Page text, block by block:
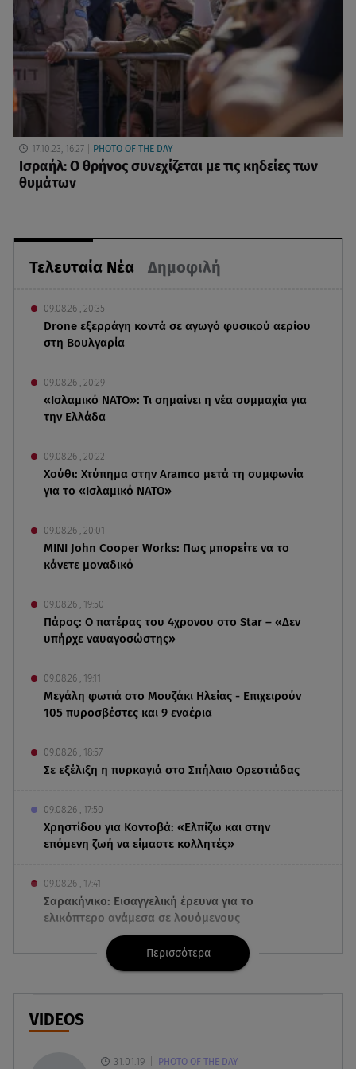
Τελευταία Νέα Δημοφιλή
09.08.26 , 20:35
Drone εξερράγη κοντά σε αγωγό φυσικού αερίου
στη Βουλγαρία
09.08.26 , 20:29
«Ισλαμικό ΝΑΤΟ»: Τι σημαίνει η νέα συμμαχία για
την Ελλάδα
09.08.26 , 20:22
Χούθι: Χτύπημα στην Aramco μετά τη συμφωνία
για το «Ισλαμικό ΝΑΤΟ»
09.08.26 , 20:01
MINI John Cooper Works: Πως μπορείτε να το
κάνετε μοναδικό
09.08.26 , 19:50
Πάρος: Ο πατέρας του 4χρονου στο Star – «Δεν
υπήρχε ναυαγοσώστης»
09.08.26 , 19:11
Μεγάλη φωτιά στο Μουζάκι Ηλείας - Επιχειρούν
105 πυροσβέστες και 9 εναέρια
09.08.26 , 18:57
Σε εξέλιξη η πυρκαγιά στο Σπήλαιο Ορεστιάδας
09.08.26 , 17:50
Χρηστίδου για Κοντοβά: «Ελπίζω και στην
επόμενη ζωή να είμαστε κολλητές»
09.08.26 , 17:41
Σαρακήνικο: Εισαγγελική έρευνα για το
ελικόπτερο ανάμεσα σε λουόμενους
09.08.26 , 17:27
Βελτιωμένη η εικόνα της φωτιάς στο Κορωπί -
Προληπτικά εκδόθηκε 112
09.08.26 , 17:19
καλύτερη παρέα!
Περισσότερα
VIDEOS
31.01.19 PHOTO OF THE DAY
17.10.23, 16:27 PHOTO OF THE DAY
Ισραήλ: Ο θρήνος συνεχίζεται με τις κηδείες των
θυμάτων